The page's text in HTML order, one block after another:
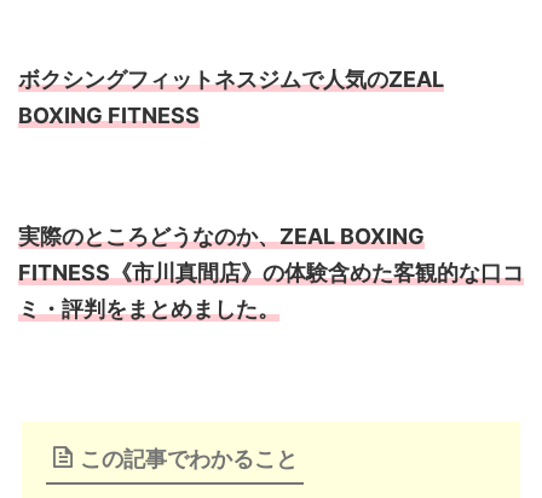
ボクシングフィットネスジムで人気のZEAL
BOXING FITNESS
実際のところどうなのか、ZEAL BOXING
FITNESS《市川真間店》の体験含めた客観的な口コ
ミ・評判をまとめました。
この記事でわかること